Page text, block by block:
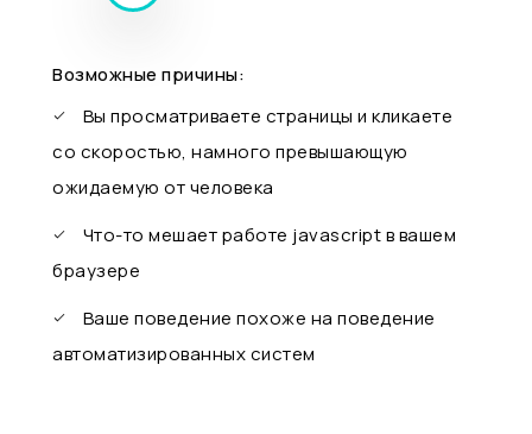
Возможные причины:
Вы просматриваете страницы и кликаете
со скоростью, намного превышающую
ожидаемую от человека
Что-то мешает работе javascript в вашем
браузере
Ваше поведение похоже на поведение
автоматизированных систем